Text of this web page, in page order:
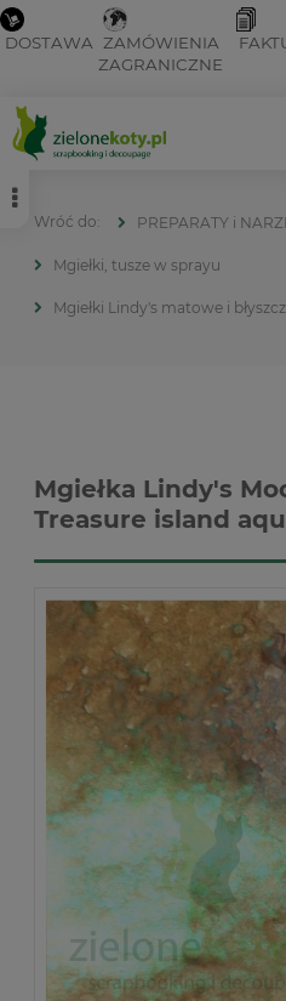
DOSTAWA ZAMÓWIENIA
ZAGRANICZNE
PREPARATY i
Mgiełki, tusze w sprayu
Mgiełki Lindy's matowe i
Mgiełka Lindy's
Treasure island